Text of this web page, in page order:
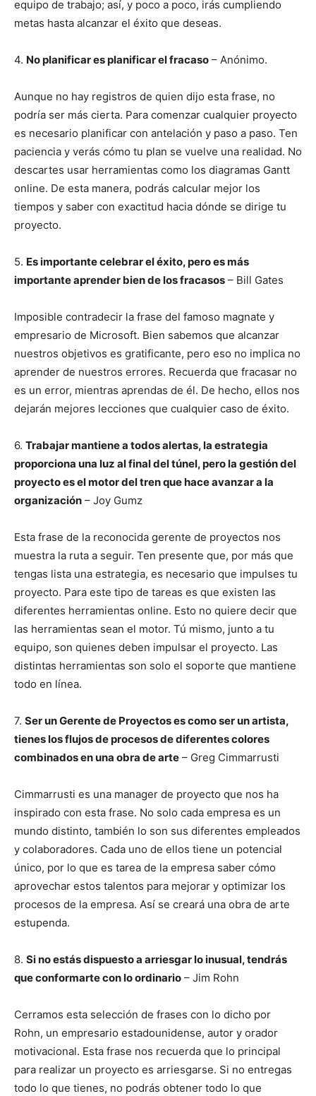
equipo de trabajo; así, y poco a poco, irás cumpliendo
metas hasta alcanzar el éxito que deseas.
4. No planificar es planificar el fracaso – Anónimo.
Aunque no hay registros de quien dijo esta frase, no
podría ser más cierta. Para comenzar cualquier proyecto
es necesario planificar con antelación y paso a paso. Ten
paciencia y verás cómo tu plan se vuelve una realidad. No
descartes usar herramientas como los diagramas Gantt
online. De esta manera, podrás calcular mejor los
tiempos y saber con exactitud hacia dónde se dirige tu
proyecto.
5. Es importante celebrar el éxito, pero es más
importante aprender bien de los fracasos – Bill Gates
Imposible contradecir la frase del famoso magnate y
empresario de Microsoft. Bien sabemos que alcanzar
nuestros objetivos es gratificante, pero eso no implica no
aprender de nuestros errores. Recuerda que fracasar no
es un error, mientras aprendas de él. De hecho, ellos nos
dejarán mejores lecciones que cualquier caso de éxito.
6. Trabajar mantiene a todos alertas, la estrategia
proporciona una luz al final del túnel, pero la gestión del
proyecto es el motor del tren que hace avanzar a la
organización – Joy Gumz
Esta frase de la reconocida gerente de proyectos nos
muestra la ruta a seguir. Ten presente que, por más que
tengas lista una estrategia, es necesario que impulses tu
proyecto. Para este tipo de tareas es que existen las
diferentes herramientas online. Esto no quiere decir que
las herramientas sean el motor. Tú mismo, junto a tu
equipo, son quienes deben impulsar el proyecto. Las
distintas herramientas son solo el soporte que mantiene
todo en línea.
7. Ser un Gerente de Proyectos es como ser un artista,
tienes los flujos de procesos de diferentes colores
combinados en una obra de arte – Greg Cimmarrusti
Cimmarrusti es una manager de proyecto que nos ha
inspirado con esta frase. No solo cada empresa es un
mundo distinto, también lo son sus diferentes empleados
y colaboradores. Cada uno de ellos tiene un potencial
único, por lo que es tarea de la empresa saber cómo
aprovechar estos talentos para mejorar y optimizar los
procesos de la empresa. Así se creará una obra de arte
estupenda.
8. Si no estás dispuesto a arriesgar lo inusual, tendrás
que conformarte con lo ordinario – Jim Rohn
Cerramos esta selección de frases con lo dicho por
Rohn, un empresario estadounidense, autor y orador
motivacional. Esta frase nos recuerda que lo principal
para realizar un proyecto es arriesgarse. Si no entregas
todo lo que tienes, no podrás obtener todo lo que